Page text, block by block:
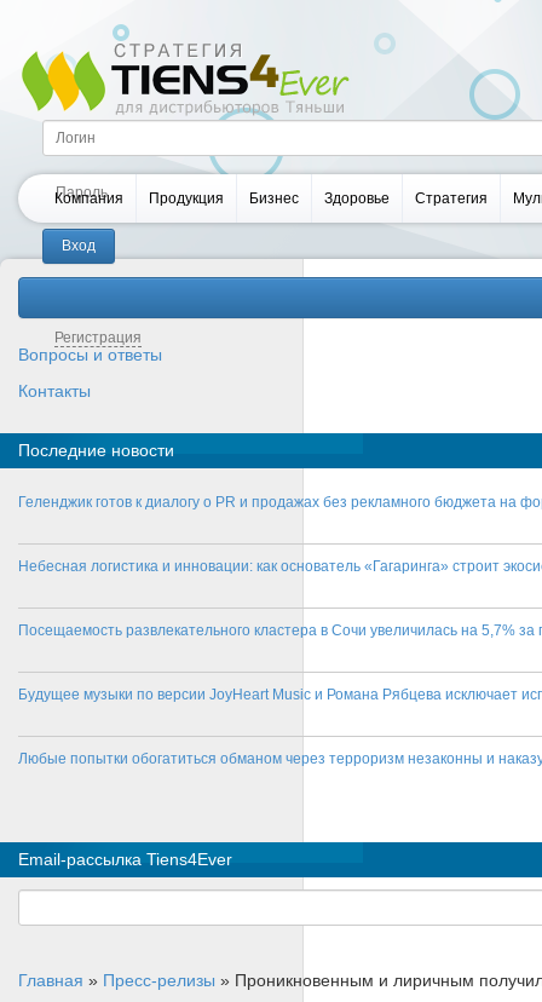
Регистрация
Компания Продукция Бизнес Здоровье Стратегия
Вопросы и ответы
Контакты
Последние новости
Геленджик готов к диалогу о PR и продажах без рекламного бюджета на
Небесная логистика и инновации: как основатель «Гагаринга» строит
Посещаемость развлекательного кластера в Сочи увеличилась на 5,7% за
Будущее музыки по версии JoyHeart Music и Романа Рябцева исключает
Любые попытки обогатиться обманом через терроризм незаконны и
Email-рассылка Tiens4Ever
Главная » Пресс-релизы » Проникновенным и лиричным